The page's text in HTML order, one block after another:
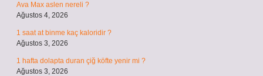
Ava Max aslen nereli ?
Ağustos 4, 2026
1 saat at binme kaç kaloridir ?
Ağustos 3, 2026
1 hafta dolapta duran çiğ köfte yenir mi ?
Ağustos 3, 2026